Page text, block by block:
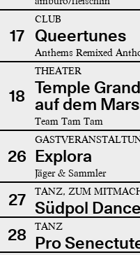
17
CLUB
Queertunes
Anthems Remixed
18
THEATER
Temple
auf dem Mars
Team Tam Tam
26 Explora
Jäger & Sammler
27 TANZ, ZUM
Südpol Dance
28
TANZ
Pro